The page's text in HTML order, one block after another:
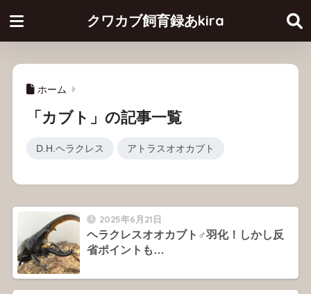
クワカブ飼育録あkira
ホーム
「カブト」の記事一覧
D.H.ヘラクレス アトラスオオカブト
2025年6月21日
ヘラクレスオオカブト♂羽化！しかし反
省ポイントも…